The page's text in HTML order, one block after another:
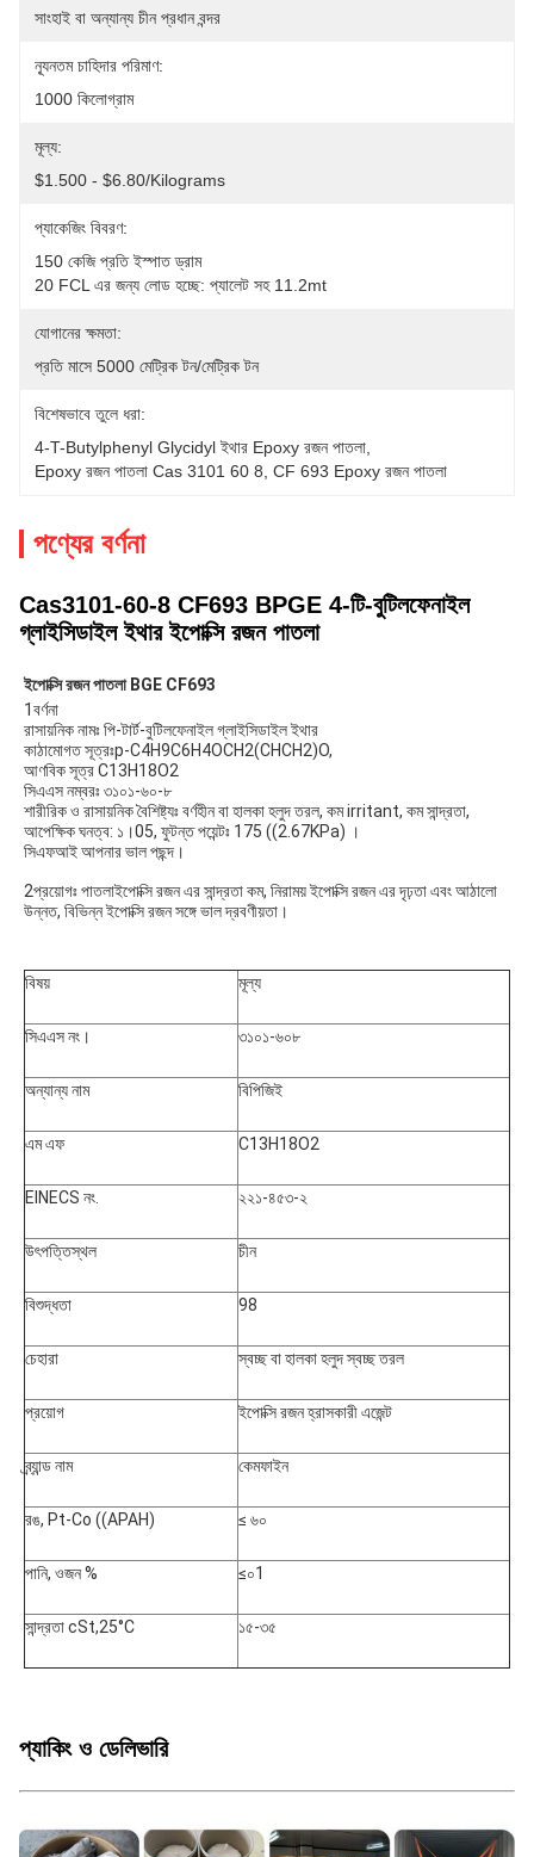
সাংহাই বা অন্যান্য চীন প্রধান বন্দর
ন্যূনতম চাহিদার পরিমাণ:
1000 কিলোগ্রাম
মূল্য:
$1.500 - $6.80/Kilograms
প্যাকেজিং বিবরণ:
150 কেজি প্রতি ইস্পাত ড্রাম
20 FCL এর জন্য লোড হচ্ছে: প্যালেট সহ 11.2mt
যোগানের ক্ষমতা:
প্রতি মাসে 5000 মেট্রিক টন/মেট্রিক টন
বিশেষভাবে তুলে ধরা:
4-T-Butylphenyl Glycidyl ইথার Epoxy রজন পাতলা
Epoxy রজন পাতলা Cas 3101 60 8 CF 693 Epoxy রজন পাতলা
পণ্যের বর্ণনা
Cas3101-60-8 CF693 BPGE 4-টি-বুটিলফেনাইল
গ্লাইসিডাইল ইথার ইপোক্সি রজন পাতলা
ইপোক্সি রজন পাতলা BGE CF693
1বর্ণনা
রাসায়নিক নামঃ পি-টার্ট-বুটিলফেনাইল গ্লাইসিডাইল ইথার
কাঠামোগত সূত্রঃp-C4H9C6H4OCH2(CHCH2)O,
আণবিক সূত্র C13H18O2
সিএএস নম্বরঃ ৩১০১-৬০-৮
শারীরিক ও রাসায়নিক বৈশিষ্ট্যঃ বর্ণহীন বা হালকা হলুদ তরল, কম irritant, কম সান্দ্রতা,
আপেক্ষিক ঘনত্ব: ১।05, ফুটন্ত পয়েন্টঃ 175 ((2.67KPa) ।
সিএফআই আপনার ভাল পছন্দ।
2প্রয়োগঃ পাতলাইপোক্সি রজন এর সান্দ্রতা কম, নিরাময় ইপোক্সি রজন এর দৃঢ়তা এবং আঠালো
উন্নত, বিভিন্ন ইপোক্সি রজন সঙ্গে ভাল দ্রবণীয়তা।
বিষয় মূল্য
সিএএস নং। ৩১০১-৬০৮
অন্যান্য নাম বিপিজিই
এম এফ C13H18O2
EINECS নং. ২২১-৪৫৩-২
উৎপত্তিস্থল চীন
বিশুদ্ধতা 98
চেহারা স্বচ্ছ বা হালকা হলুদ স্বচ্ছ তরল
প্রয়োগ ইপোক্সি রজন হ্রাসকারী এজেন্ট
ব্র্যান্ড নাম কেমফাইন
রঙ, Pt-Co ((APAH) ≤ ৬০
পানি, ওজন % ≤০1
সান্দ্রতা cSt,25°C ১৫-৩৫
প্যাকিং ও ডেলিভারি